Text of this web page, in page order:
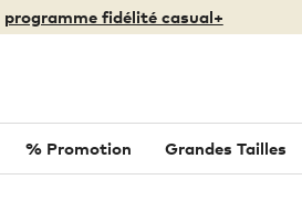
programme fidélité casual+
% Promotion Grandes Tailles